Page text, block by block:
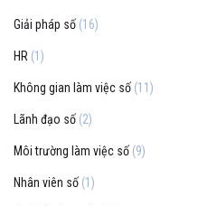
Giải pháp số (16)
HR (1)
Không gian làm việc số (11)
Lãnh đạo số (2)
Môi trường làm việc số (9)
Nhân viên số (1)